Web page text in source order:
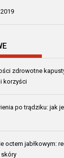
zdrowotne
korzyści
po trądziku: jak
octem jabłkowym: